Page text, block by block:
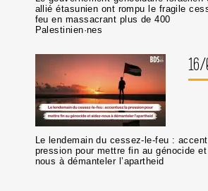
allié étasunien ont rompu le fragile
feu en massacrant plus de 400
Palestinien·nes
Le lendemain du cessez-le-feu :
pression pour mettre fin au génocide
nous à démanteler l’apartheid